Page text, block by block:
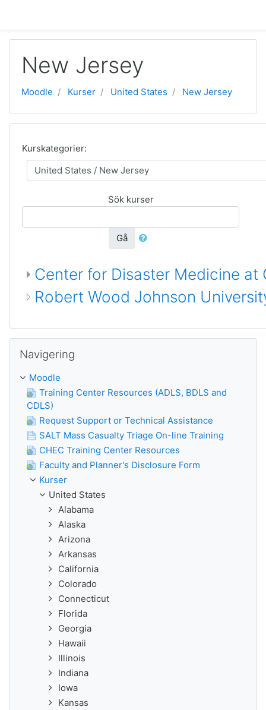
New Jersey
Moodle Kurser United States New Jersey
Kurskategorier:
Sök kurser
Gå
Center for Disaster Medicine
Robert Wood Johnson
Navigering
Moodle
Training Center Resources (ADLS, BDLS and
CDLS)
Request Support or Technical Assistance
SALT Mass Casualty Triage On-line Training
CHEC Training Center Resources
Faculty and Planner's Disclosure Form
Kurser
United States
Alabama
Alaska
Arizona
Arkansas
California
Colorado
Connecticut
Florida
Georgia
Hawaii
Illinois
Indiana
Iowa
Kansas